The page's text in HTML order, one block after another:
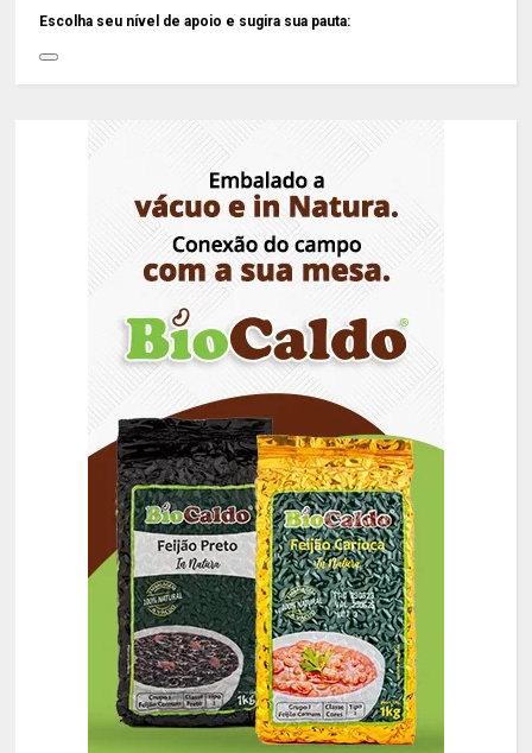
Escolha seu nível de apoio e sugira sua pauta: